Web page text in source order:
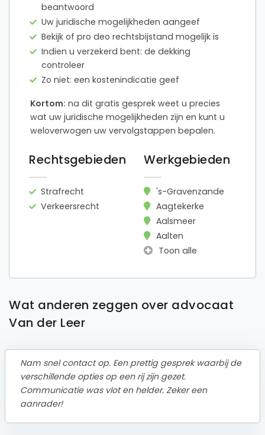
beantwoord
Uw juridische mogelijkheden aangeef
Bekijk of pro deo rechtsbijstand mogelijk is
Indien u verzekerd bent: de dekking
controleer
Zo niet: een kostenindicatie geef
Kortom: na dit gratis gesprek weet u precies
wat uw juridische mogelijkheden zijn en kunt u
weloverwogen uw vervolgstappen bepalen.
Rechtsgebieden
Strafrecht
Verkeersrecht
Werkgebieden
's-Gravenzande
Aagtekerke
Aalsmeer
Aalten
Toon alle
Wat anderen zeggen over advocaat
Van der Leer
Nam snel contact op. Een prettig gesprek waarbij de
verschillende opties op een rij zijn gezet.
Communicatie was vlot en helder. Zeker een
aanrader!